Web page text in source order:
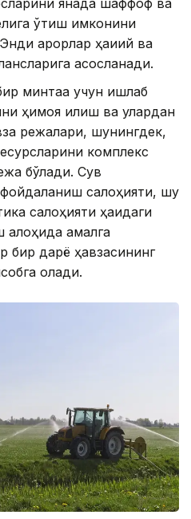
ўтиш имконини
қарорлар ҳақиқий ва
асосланади.
минтақа учун ишлаб
ҳимоя қилиш ва улардан
режалари, шунингдек,
комплекс
бўлади. Сув
салоҳияти, шу
салоҳияти ҳақидаги
алоҳида амалга
бир дарё ҳавзасининг
олади.